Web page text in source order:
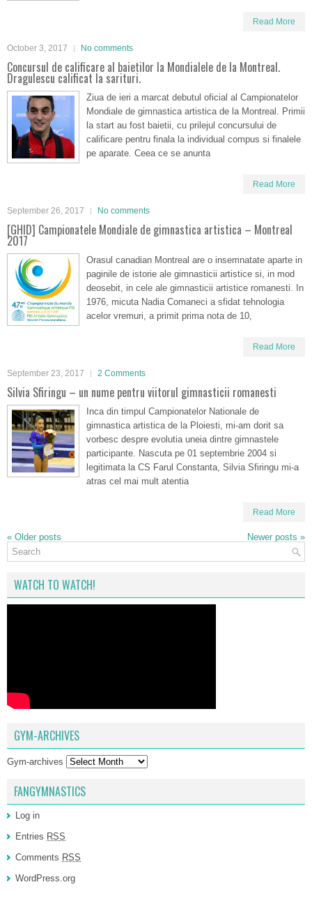
Read More
October 3, 2017 No comments
Concursul de calificare al baietilor la Mondialele de la Montreal.
Dragulescu calificat la sarituri.
Ziua de ieri a marcat debutul oficial al Campionatelor
Mondiale de gimnastica artistica de la Montreal. Primii
la start au fost baietii, cu prilejul concursului de
calificare pentru finala la individual compus si finalele
pe aparate. Ceea ce se anunta
Read More
September 26, 2017 No comments
[GHID] Campionatele Mondiale de gimnastica artistica – Montreal
2017
Orasul canadian Montreal are o insemnatate aparte in
paginile de istorie ale gimnasticii artistice si, in mod
deosebit, in cele ale gimnasticii artistice romanesti. In
1976, micuta Nadia Comaneci a sfidat tehnologia
acelor vremuri, a primit prima nota de 10,
Read More
September 23, 2017 2 Comments
Silvia Sfiringu – un nume pentru viitorul gimnasticii romanesti
Inca din timpul Campionatelor Nationale de
gimnastica artistica de la Ploiesti, mi-am dorit sa
vorbesc despre evolutia uneia dintre gimnastele
participante. Nascuta pe 01 septembrie 2004 si
legitimata la CS Farul Constanta, Silvia Sfiringu mi-a
atras cel mai mult atentia
Read More
« Older posts Newer posts »
WATCH TO WATCH!
GYM-ARCHIVES
Gym-archives
FANGYMNASTICS
Log in
Entries RSS
Comments RSS
WordPress.org